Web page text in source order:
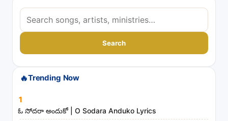
S
e
r
h
o
Search
🔥Trending Now
1
ఓ సోదరా అందుకో | O Sodara Anduko Lyrics